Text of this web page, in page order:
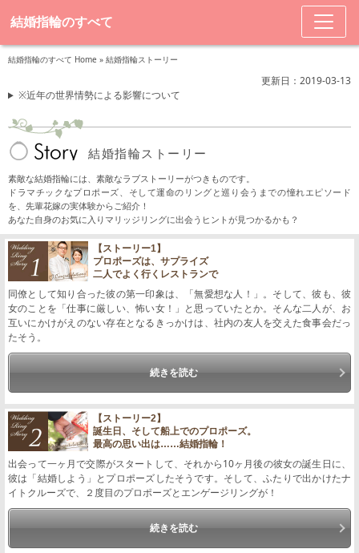
結婚指輪のすべて
結婚指輪のすべて Home » 結婚指輪ストーリー
更新日：2019-03-13
※近年の世界情勢による影響について
結婚指輪ストーリー
素敵な結婚指輪には、素敵なラブストーリーがつきものです。
ドラマチックなプロポーズ、そして運命のリングと巡り会うまでの憧れエピソード
を、先輩花嫁の実体験からご紹介！
あなた自身のお気に入りマリッジリングに出会うヒントが見つかるかも？
【ストーリー1】
プロポーズは、サプライズ
二人でよく行くレストランで
同僚として知り合った彼の第一印象は、「無愛想な人！」。そして、彼も、彼
女のことを「仕事に厳しい、怖い女！」と思っていたとか。そんな二人が、お
互いにかけがえのない存在となるきっかけは、社内の友人を交えた食事会だっ
たそう。
続きを読む
【ストーリー2】
誕生日、そして船上でのプロポーズ。
最高の思い出は……結婚指輪！
出会って一ヶ月で交際がスタートして、それから10ヶ月後の彼女の誕生日に、
彼は「結婚しよう」とプロポーズしたそうです。そして、ふたりで出かけたナ
イトクルーズで、２度目のプロポーズとエンゲージリングが！
続きを読む